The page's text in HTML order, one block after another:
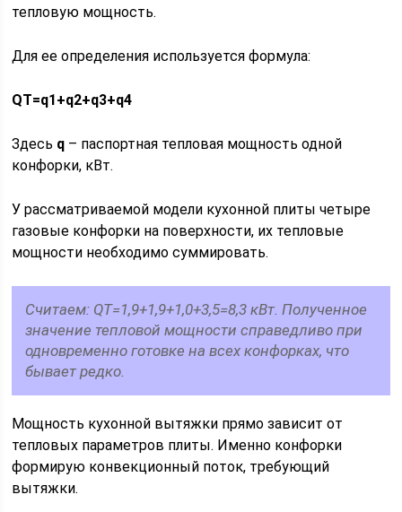
тепловую мощность.
Для ее определения используется формула:
QT=q1+q2+q3+q4
Здесь q – паспортная тепловая мощность одной
конфорки, кВт.
У рассматриваемой модели кухонной плиты четыре
газовые конфорки на поверхности, их тепловые
мощности необходимо суммировать.
Считаем: QT=1,9+1,9+1,0+3,5=8,3 кВт. Полученное
значение тепловой мощности справедливо при
одновременно готовке на всех конфорках, что
бывает редко.
Мощность кухонной вытяжки прямо зависит от
тепловых параметров плиты. Именно конфорки
формирую конвекционный поток, требующий
вытяжки.